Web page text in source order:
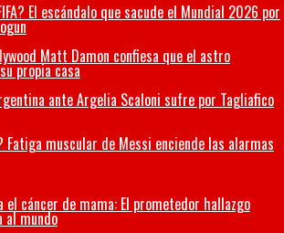
El escándalo que sacude el Mundial 2026 por
Matt Damon confiesa que el astro
propia casa
ante Argelia Scaloni sufre por Tagliafico
Fatiga muscular de Messi enciende las alarmas
el cáncer de mama: El prometedor hallazgo
al mundo